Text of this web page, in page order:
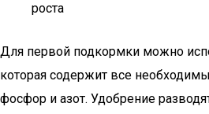
роста
Для первой подкормки можно
которая содержит все
фосфор и азот. Удобрение